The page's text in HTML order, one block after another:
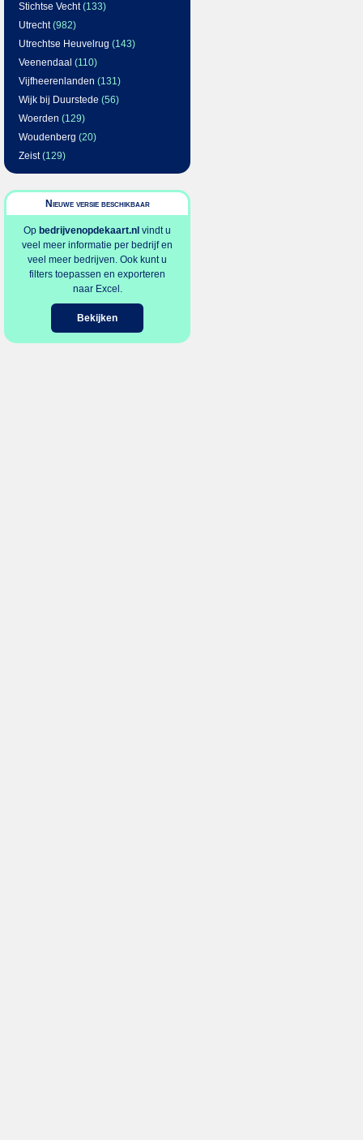
Stichtse Vecht(133)
Utrecht(982)
Utrechtse Heuvelrug (143)
Veenendaal (110)
Vijfheerenlanden (131)
Wijk bij Duurstede (56)
Woerden (129)
Woudenberg (20)
Zeist(129)
Nieuwe versie beschikbaar
Op bedrijvenopdekaart.nl vindt u
veel meer informatie per bedrijf en
veel meer bedrijven. Ook kunt u
filters toepassen en exporteren
naar Excel.
Bekijken